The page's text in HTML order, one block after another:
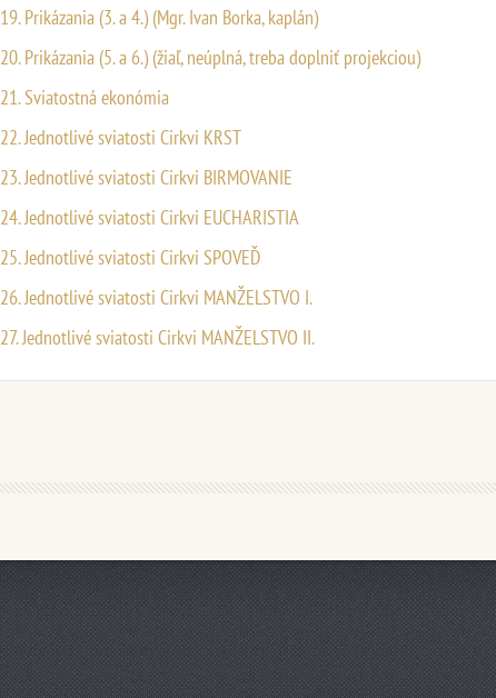
19. Prikázania (3. a 4.) (Mgr. Ivan Borka, kaplán)
20. Prikázania (5. a 6.) (žiaľ, neúplná, treba doplniť projekciou)
21. Sviatostná ekonómia
22. Jednotlivé sviatosti Cirkvi KRST
23. Jednotlivé sviatosti Cirkvi BIRMOVANIE
24. Jednotlivé sviatosti Cirkvi EUCHARISTIA
25. Jednotlivé sviatosti Cirkvi SPOVEĎ
26. Jednotlivé sviatosti Cirkvi MANŽELSTVO I.
27. Jednotlivé sviatosti Cirkvi MANŽELSTVO II.